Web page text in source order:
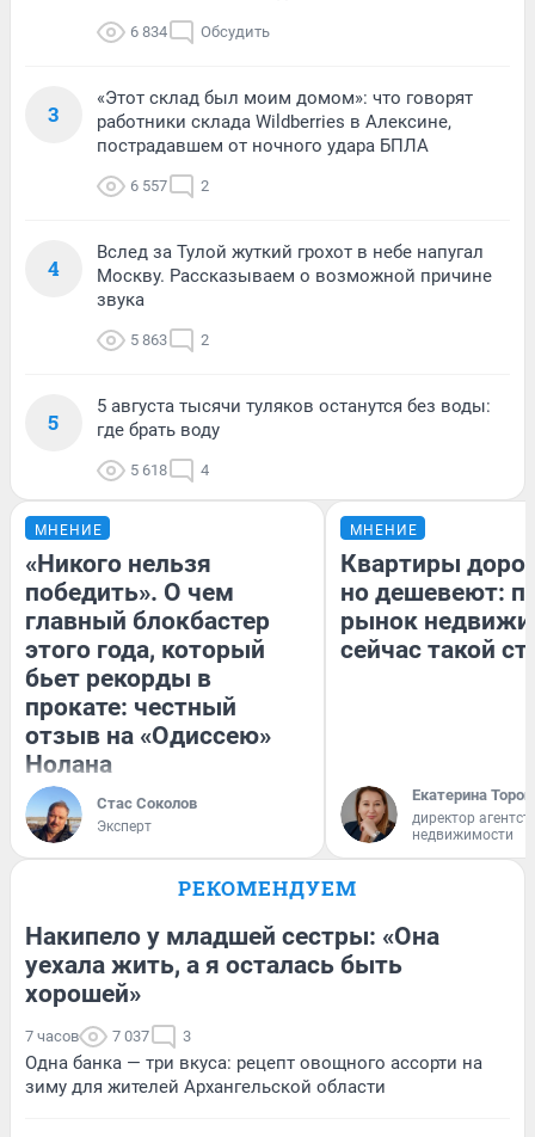
6 834 Обсудить
3
«Этот склад был моим домом»: что говорят
работники склада Wildberries в Алексине,
пострадавшем от ночного удара БПЛА
6 557 2
4
Вслед за Тулой жуткий грохот в небе напугал
Москву. Рассказываем о возможной причине
звука
5 863 2
5
5 августа тысячи туляков останутся без воды:
где брать воду
5 618 4
МНЕНИЕ
«Никого нельзя
победить». О чем
главный блокбастер
этого года, который
бьет рекорды в
прокате: честный
отзыв на «Одиссею»
Нолана
Стас Соколов
Эксперт
МНЕНИЕ
Квартиры
но дешевеют:
рынок
сейчас такой
Екатерина
директор
недвижимости
РЕКОМЕНДУЕМ
Накипело у младшей сестры: «Она
уехала жить, а я осталась быть
хорошей»
7 часов 7 037 3
Одна банка — три вкуса: рецепт овощного ассорти на
зиму для жителей Архангельской области